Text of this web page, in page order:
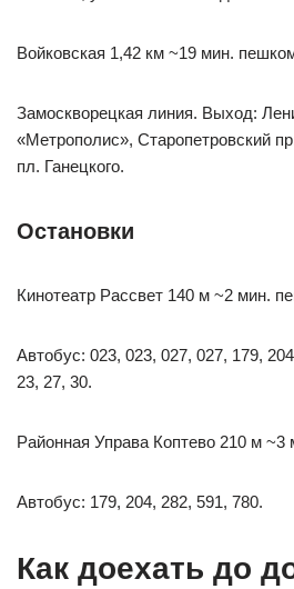
Войковская 1,42 км ~19 мин.
Замоскворецкая линия. Выход:
«Метрополис», Старопетровский
пл. Ганецкого.
Остановки
Кинотеатр Рассвет 140 м ~2 мин.
Автобус: 023, 023, 027, 027, 179,
23, 27, 30.
Районная Управа Коптево 210 м
Автобус: 179, 204, 282, 591, 780.
Как доехать до